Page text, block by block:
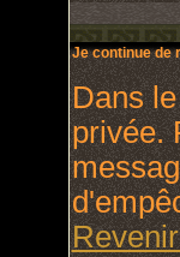
Je continue de
Dans
privée.